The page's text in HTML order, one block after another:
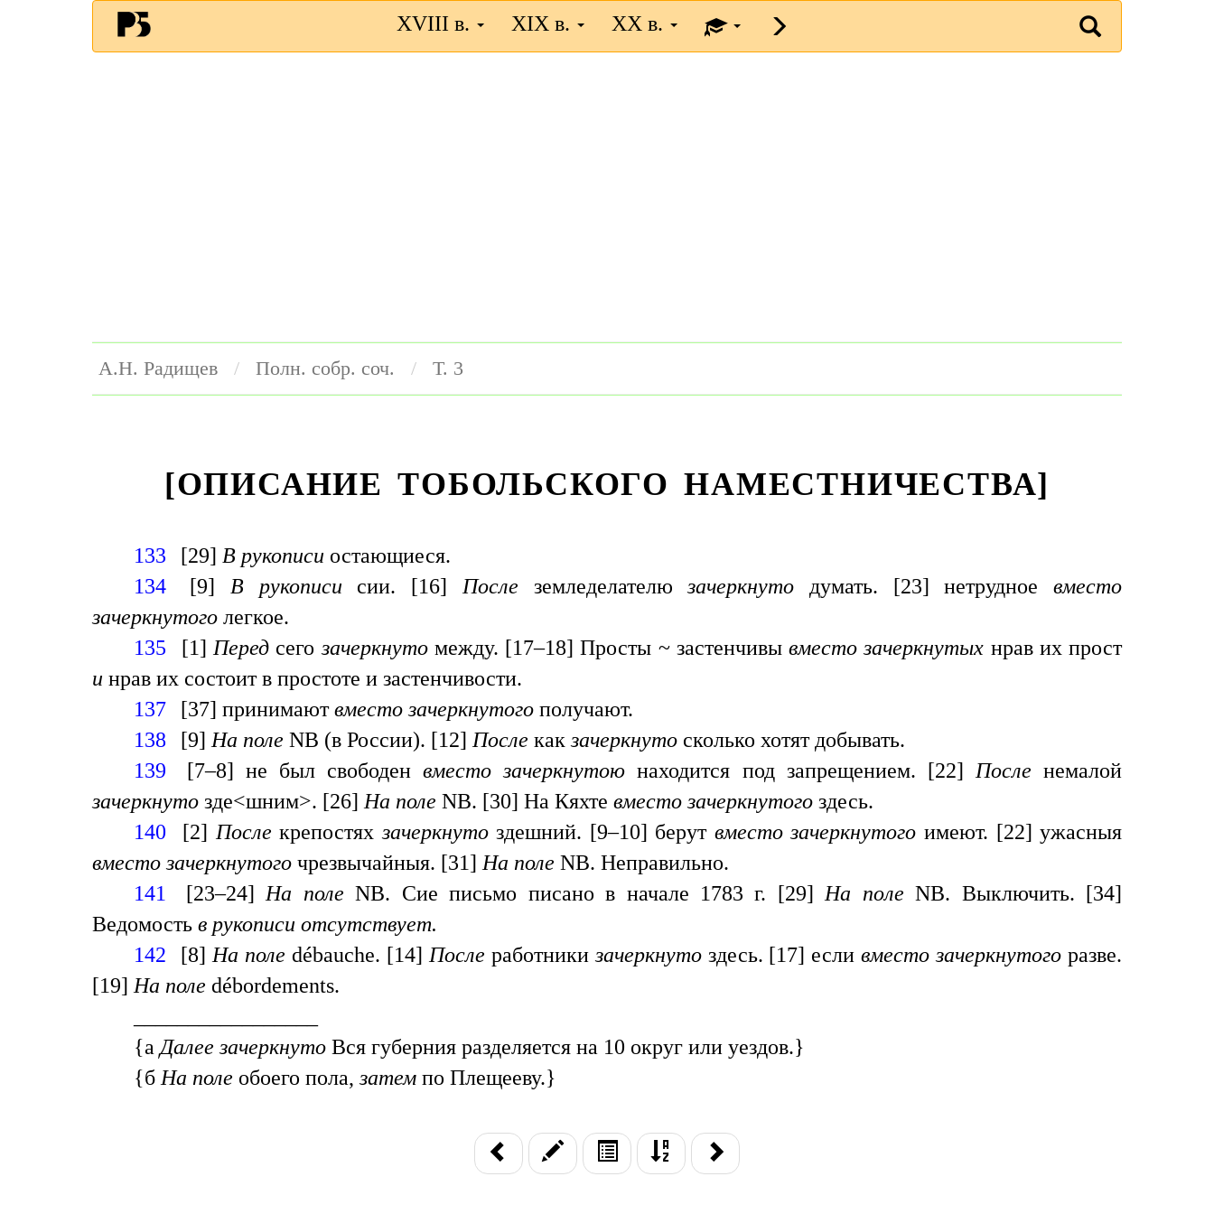
XVIII в. XIX в. XX в.
А.Н. Радищев Полн. собр. соч. Т. 3
[ОПИСАНИЕ ТОБОЛЬСКОГО НАМЕСТНИЧЕСТВА]
133 [29] В рукописи остающиеся.
134
[9] В рукописи сии. [16] После земледелателюзачеркнуто думать. [23] нетрудноевместо
зачеркнутого легкое.
135
[1] Перед сегозачеркнуто между. [17–18] Просты ~ застенчивывместо зачеркнутых нрав их прост
и нрав их состоит в простоте и застенчивости.
137
[37] принимаютвместо зачеркнутого получают.
138
[9] На поле NB (в России). [12] После какзачеркнутосколько хотят добывать.
139
[7–8] не был свободенвместо зачеркнутоюнаходится под запрещением. [22] Посленемалой
зачеркнуто зде<шним>. [26] На поле NB. [30] На Кяхте вместо зачеркнутого здесь.
140
[2] Послекрепостяхзачеркнутоздешний. [9–10] берут вместо зачеркнутого имеют. [22] ужасныя
вместо зачеркнутого чрезвычайныя. [31] На поле NB. Неправильно.
141
[23–24] На полеNB. Сие письмо писано в начале 1783 г. [29] На noле NB. Выключить. [34]
Ведомость в рукописи отсутствует.
142
[8] На полеdébauche. [14] После работникизачеркнуто здесь. [17] есливместо зачеркнутогоразве.
[19] На поле débordements.
{а Далее зачеркнуто Вся губерния разделяется на 10 округ или уездов.}
{б На поле обоего пола,затем по Плещееву.}